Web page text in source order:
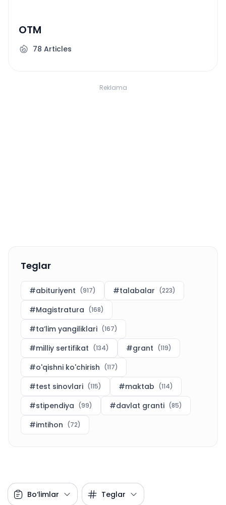
OTM
78 Articles
Reklama
Teglar
#abituriyent (917) #talabalar (223)
#Magistratura (168)
#ta’lim yangiliklari (167)
#milliy sertifikat (134) #grant (119)
#o'qishni ko'chirish (117)
#test sinovlari (115) #maktab (114)
#stipendiya (99) #davlat granti (85)
#imtihon (72)
Bo‘limlar Teglar